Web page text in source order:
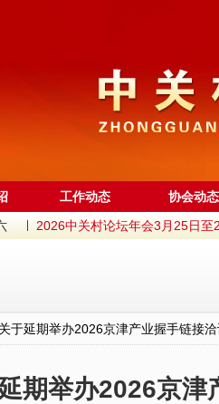
工作动态
协会动态
2026中关村论坛年会3月25日至
中关村“火花”活动之航天科工专
中关村国际创新中心启用一年来
关于延期举办2026京津产业握手链接
期举办2026京